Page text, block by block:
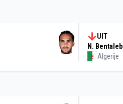
UIT
N. Bentaleb
Algerije